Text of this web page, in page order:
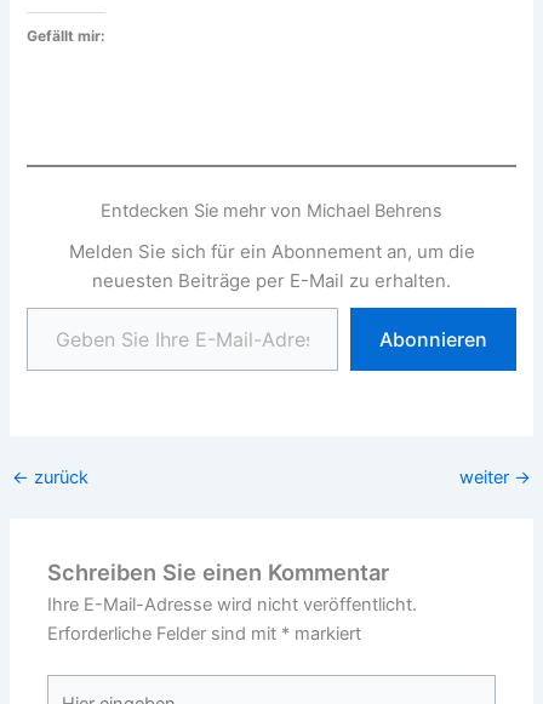
Gefällt mir:
Entdecken Sie mehr von Michael Behrens
Melden Sie sich für ein Abonnement an, um die
neuesten Beiträge per E-Mail zu erhalten.
Geben Sie Ihre E-Mail-Adresse ein ...
Abonnieren
← zurück weiter →
Schreiben Sie einen Kommentar
Ihre E-Mail-Adresse wird nicht veröffentlicht.
Erforderliche Felder sind mit * markiert